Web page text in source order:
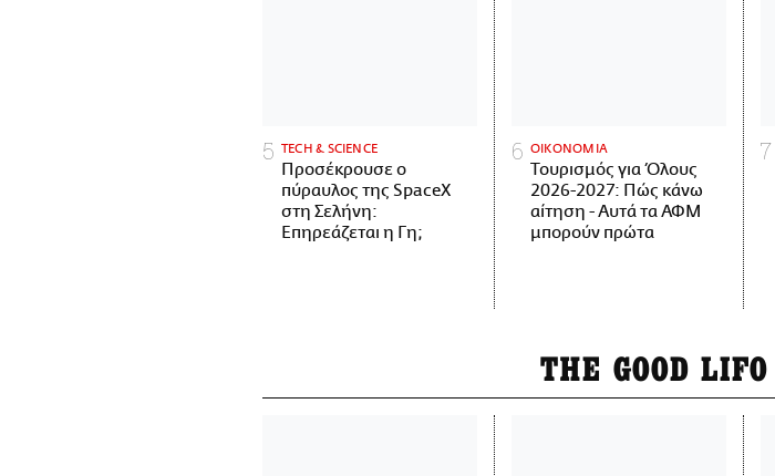
ΤECH & SCIENCE
Προσέκρουσε ο
πύραυλος της SpaceX
στη Σελήνη:
Επηρεάζεται η Γη;
ΟΙΚΟΝΟΜΙΑ
Τουρισμός για Όλους
2026-2027: Πώς κάνω
αίτηση - Αυτά τα ΑΦΜ
μπορούν πρώτα
THE GOOD LIFO